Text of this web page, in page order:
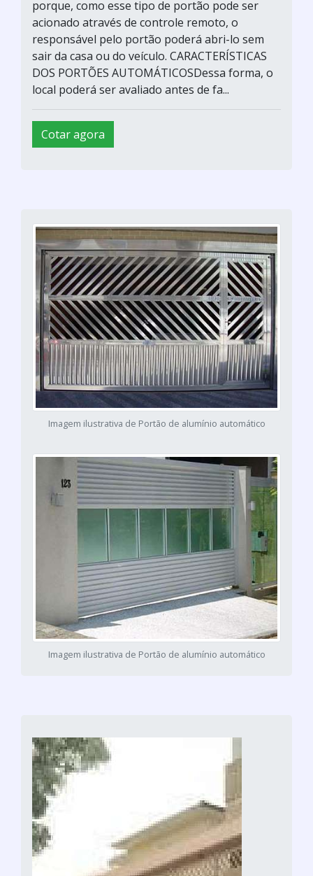
porque, como esse tipo de portão pode ser
acionado através de controle remoto, o
responsável pelo portão poderá abri-lo sem
sair da casa ou do veículo. CARACTERÍSTICAS
DOS PORTÕES AUTOMÁTICOSDessa forma, o
local poderá ser avaliado antes de fa...
Cotar agora
Imagem ilustrativa de Portão de alumínio automático
Imagem ilustrativa de Portão de alumínio automático